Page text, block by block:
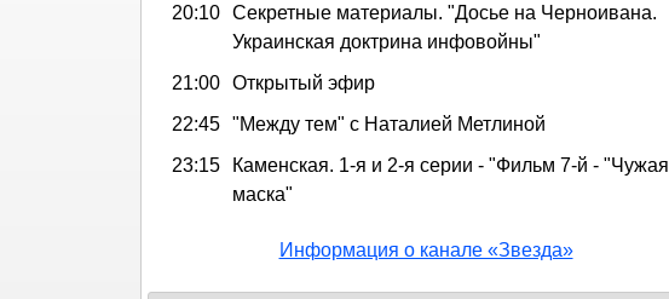
20:10 Секретные материалы. "Досье на Черноивана.
Украинская доктрина инфовойны"
21:00 Открытый эфир
22:45 "Между тем" с Наталией Метлиной
23:15
Каменская. 1-я и 2-я серии - "Фильм 7-й - "Чужая
маска"
Информация о канале «Звезда»